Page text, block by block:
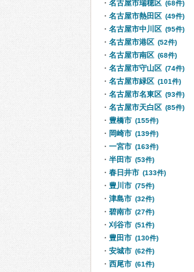
名古屋市瑞穂区 (68件)
名古屋市熱田区 (49件)
名古屋市中川区 (95件)
名古屋市港区 (52件)
名古屋市南区 (68件)
名古屋市守山区 (74件)
名古屋市緑区 (101件)
名古屋市名東区 (93件)
名古屋市天白区 (85件)
豊橋市 (155件)
岡崎市 (139件)
一宮市 (163件)
半田市 (53件)
春日井市 (133件)
豊川市 (75件)
津島市 (32件)
碧南市 (27件)
刈谷市 (51件)
豊田市 (130件)
安城市 (62件)
西尾市 (61件)